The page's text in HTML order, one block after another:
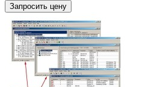
Запросить цену